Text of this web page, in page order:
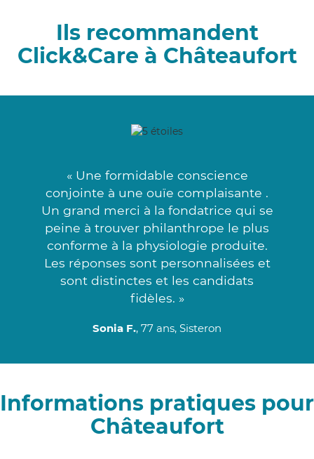
Ils recommandent
Click&Care à Châteaufort
« Une formidable conscience
conjointe à une ouïe complaisante .
Un grand merci à la fondatrice qui se
peine à trouver philanthrope le plus
conforme à la physiologie produite.
Les réponses sont personnalisées et
sont distinctes et les candidats
fidèles. »
Sonia F., 77 ans, Sisteron
Informations pratiques pour
Châteaufort